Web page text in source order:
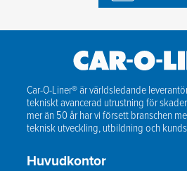
Car-O-Liner® är världsledande
tekniskt avancerad utrustning för
mer än 50 år har vi försett branschen
teknisk utveckling, utbildning och
Huvudkontor